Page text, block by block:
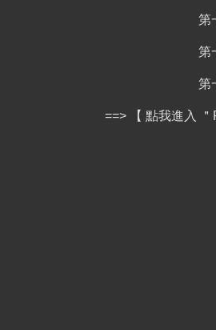
第
第
第
==> 【 點我進入